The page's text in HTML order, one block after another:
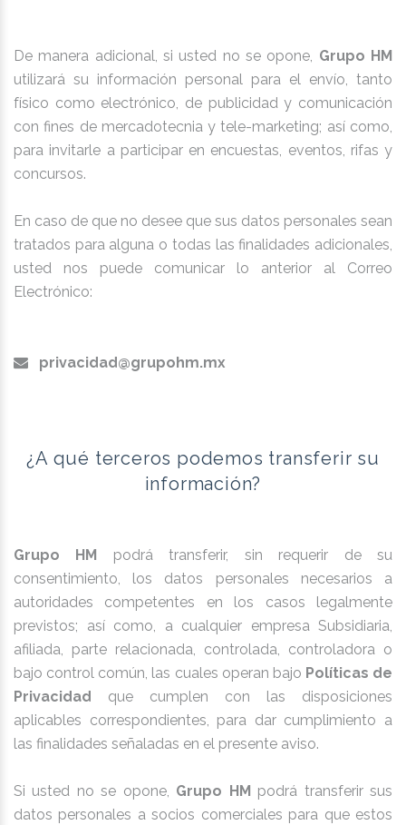
De manera adicional, si usted no se opone, Grupo HM
utilizará su información personal para el envío, tanto
físico como electrónico, de publicidad y comunicación
con fines de mercadotecnia y tele-marketing; así como,
para invitarle a participar en encuestas, eventos, rifas y
concursos.
En caso de que no desee que sus datos personales sean
tratados para alguna o todas las finalidades adicionales,
usted nos puede comunicar lo anterior al Correo
Electrónico:
privacidad@grupohm.mx
¿A qué terceros podemos transferir su
información?
Grupo HM
podrá transferir, sin requerir de su
consentimiento, los datos personales necesarios a
autoridades competentes en los casos legalmente
previstos; así como, a cualquier empresa Subsidiaria,
afiliada, parte relacionada, controlada, controladora o
bajo control común, las cuales operan bajo Políticas de
Privacidad
que cumplen con las disposiciones
aplicables correspondientes, para dar cumplimiento a
las finalidades señaladas en el presente aviso.
Si usted no se opone, Grupo HM podrá transferir sus
datos personales a socios comerciales para que estos